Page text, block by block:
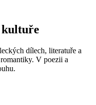
kultuře
dílech, literatuře a
V poezii a